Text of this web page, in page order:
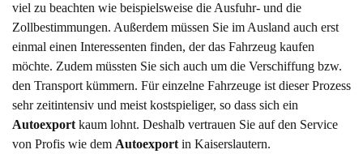
viel zu beachten wie beispielsweise die Ausfuhr- und die
Zollbestimmungen. Außerdem müssen Sie im Ausland auch erst
einmal einen Interessenten finden, der das Fahrzeug kaufen
möchte. Zudem müssten Sie sich auch um die Verschiffung bzw.
den Transport kümmern. Für einzelne Fahrzeuge ist dieser Prozess
sehr zeitintensiv und meist kostspieliger, so dass sich ein
Autoexport kaum lohnt. Deshalb vertrauen Sie auf den Service
von Profis wie dem Autoexport in Kaiserslautern.